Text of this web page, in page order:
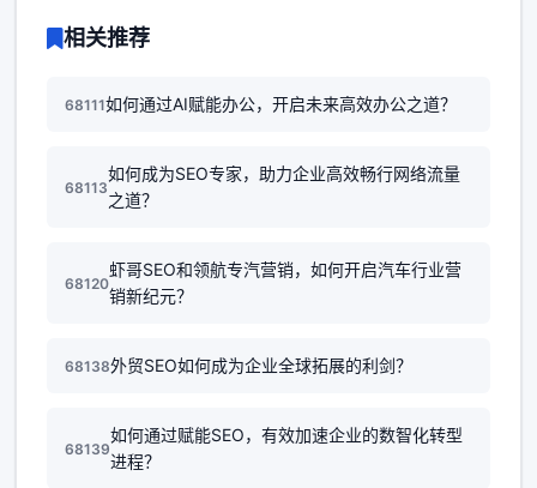
相关推荐
68111如何通过AI赋能办公，开启未来高效办公之道？
68113
如何成为SEO专家，助力企业高效畅行网络流量
之道？
68120
虾哥SEO和领航专汽营销，如何开启汽车行业营
销新纪元？
68138外贸SEO如何成为企业全球拓展的利剑？
68139
如何通过赋能SEO，有效加速企业的数智化转型
进程？